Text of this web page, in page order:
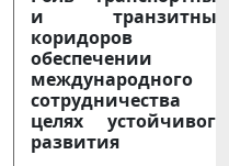
и транзитных
коридоров в
обеспечении
международного
сотрудничества в
целях устойчивого
развития